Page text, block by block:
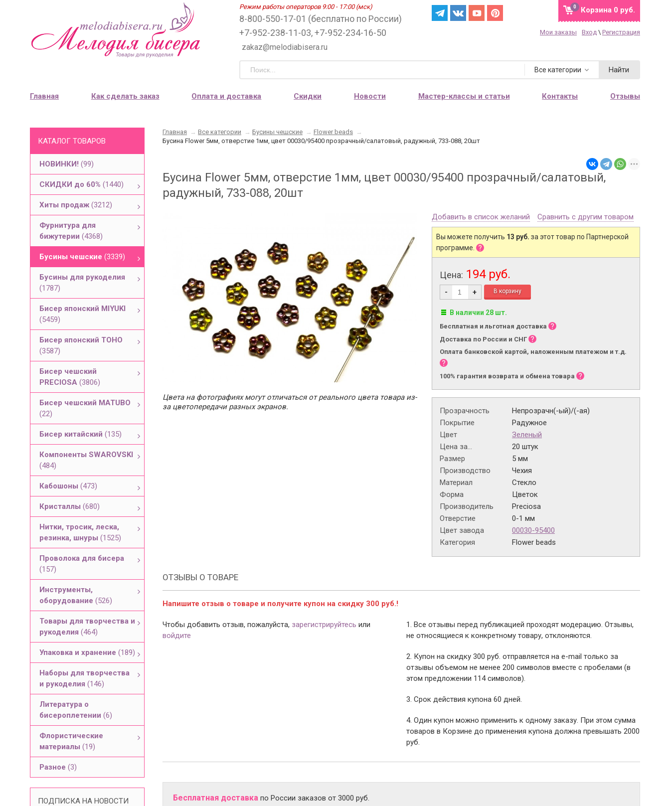
Режим работы операторов 9:00 - 17:00 (мск)
8-800-550-17-01 (бесплатно по России)
+7-952-238-11-03, +7-952-234-16-50
zakaz@melodiabisera.ru
Корзина 0 руб.
0
Мои заказы Вход \ Регистрация
Все категории Найти
Главная Как сделать заказ Оплата и доставка Скидки Новости Мастер-классы и статьи Контакты Отзывы
КАТАЛОГ ТОВАРОВ
НОВИНКИ! (99)
СКИДКИ до 60% (1440)
Хиты продаж (3212)
Фурнитура для
бижутерии (4368)
Бусины чешские (3339)
Бусины для рукоделия
(1787)
Бисер японский MIYUKI
(5459)
Бисер японский TOHO
(3587)
Бисер чешский
PRECIOSA (3806)
Бисер чешский MATUBO
(22)
Бисер китайский (135)
Компоненты SWAROVSKI
(484)
Кабошоны (473)
Кристаллы (680)
Нитки, тросик, леска,
резинка, шнуры (1525)
Проволока для бисера
(157)
Инструменты,
оборудование (526)
Товары для творчества и
рукоделия (464)
Упаковка и хранение (189)
Наборы для творчества
и рукоделия (146)
Литература о
бисероплетении (6)
Флористические
материалы (19)
Разное (3)
ПОДПИСКА НА НОВОСТИ
Главная → Все категории → Бусины чешские → Flower beads →
Бусина Flower 5мм, отверстие 1мм, цвет 00030/95400 прозрачный/салатовый, радужный, 733-088, 20шт
Бусина Flower 5мм, отверстие 1мм, цвет 00030/95400 прозрачный/салатовый,
радужный, 733-088, 20шт
Цвета на фотографиях могут отличаться от реального цвета товара из-
за цветопередачи разных экранов.
Добавить в список желаний Сравнить с другим товаром
Вы можете получить 13 руб. за этот товар по Партнерской
программе.
Цена: 194 руб.
- +
В наличии 28 шт.
Бесплатная и льготная доставка
Доставка по России и СНГ
Оплата банковской картой, наложенным платежом и т.д.
100% гарантия возврата и обмена товара
Прозрачность
Непрозрачн(-ый)/(-ая)
Покрытие
Радужное
Цвет
Зеленый
Цена за...
20 штук
Размер
5 мм
Производство
Чехия
Материал
Стекло
Форма
Цветок
Производитель
Preciosa
Отверстие
0-1 мм
Цвет завода
00030-95400
Категория
Flower beads
ОТЗЫВЫ О ТОВАРЕ
Напишите отзыв о товаре и получите купон на скидку 300 руб.!
Чтобы добавить отзыв, пожалуйста, зарегистрируйтесь или
войдите
1. Все отзывы перед публикацией проходят модерацию. Отзывы,
не относящиеся к конкретному товару, отклоняются.
2. Купон на скидку 300 руб. отправляется на e-mail только за
отзывы объемом не менее 200 символов вместе с пробелами (в
этом предложении 114 символов).
3. Срок действия купона 60 дней.
4. Один купон можно применить к одному заказу. При этом сумма
товаров в Корзине до применения купона должна превышать 2000
руб.
Бесплатная доставка по России заказов от 3000 руб.